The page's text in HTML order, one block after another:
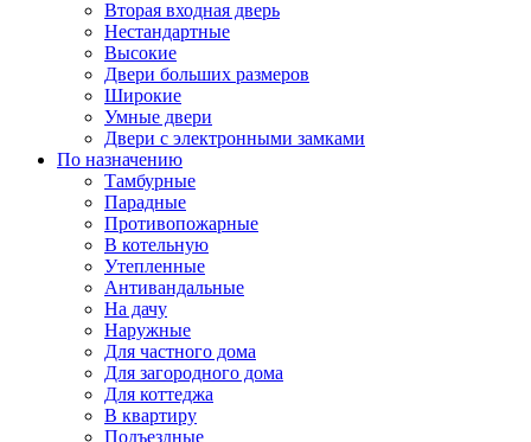
Вторая входная дверь
Нестандартные
Высокие
Двери больших размеров
Широкие
Умные двери
Двери с электронными замками
По назначению
Тамбурные
Парадные
Противопожарные
В котельную
Утепленные
Антивандальные
На дачу
Наружные
Для частного дома
Для загородного дома
Для коттеджа
В квартиру
Подъездные